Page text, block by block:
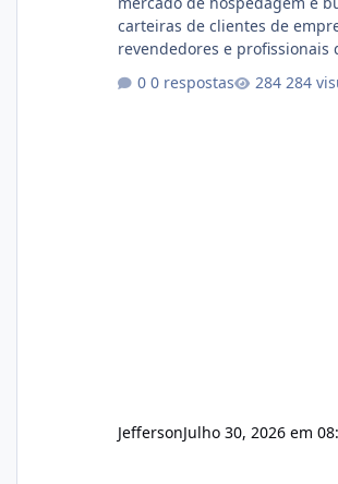
carteiras de clientes de
revendedores e profissionais
operação. Se você possui
0 respostas 284
JeffersonJulho 30, 2026 em